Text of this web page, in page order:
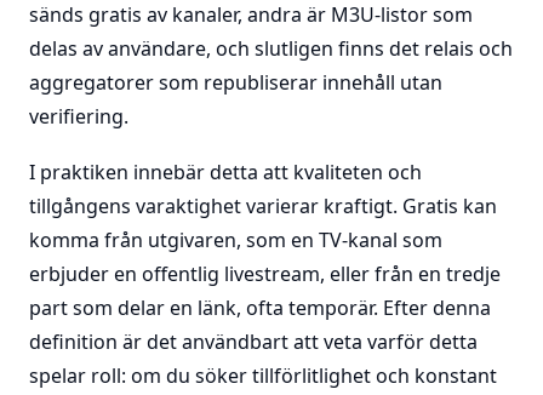
sänds gratis av kanaler, andra är M3U-listor som
delas av användare, och slutligen finns det relais och
aggregatorer som republiserar innehåll utan
verifiering.
I praktiken innebär detta att kvaliteten och
tillgångens varaktighet varierar kraftigt. Gratis kan
komma från utgivaren, som en TV-kanal som
erbjuder en offentlig livestream, eller från en tredje
part som delar en länk, ofta temporär. Efter denna
definition är det användbart att veta varför detta
spelar roll: om du söker tillförlitlighet och konstant